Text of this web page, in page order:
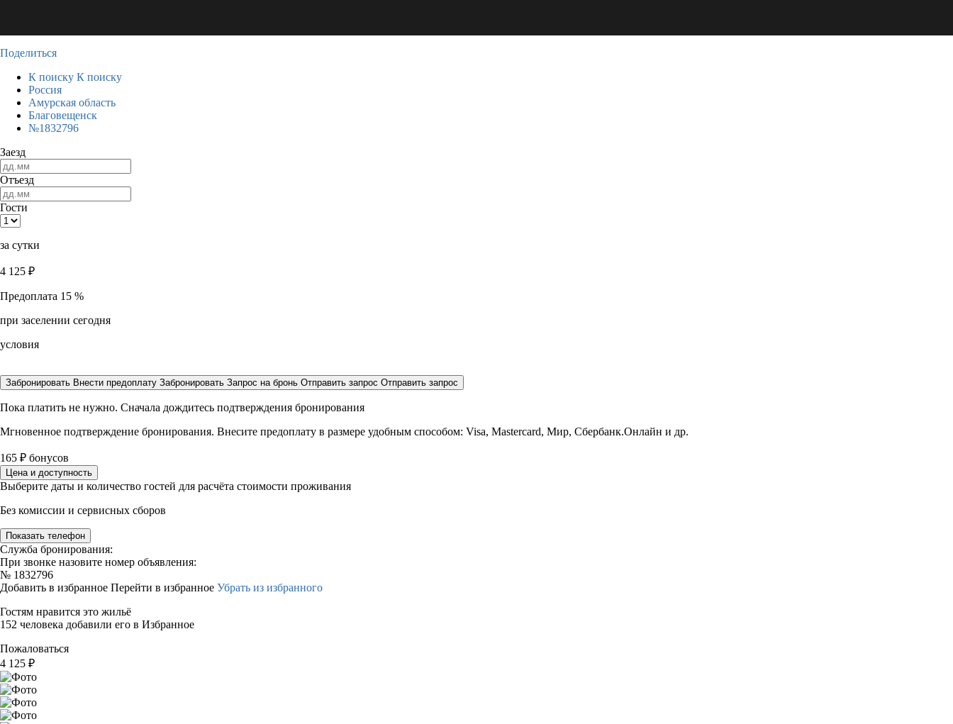
Поделиться
К поиску К поиску
Россия
Амурская область
Благовещенск
№1832796
Заезд
Отъезд
Гости
за сутки
4 125 ₽
Предоплата 15 %
при заселении сегодня
условия
Забронировать Внести предоплату Забронировать Запрос на бронь Отправить запрос Отправить запрос
Пока платить не нужно. Сначала дождитесь подтверждения бронирования
Мгновенное подтверждение бронирования. Внесите предоплату в размере удобным способом: Visa, Mastercard, Мир, Сбербанк.Онлайн и др.
165 ₽ бонусов
Цена и доступность
Выберите даты и количество гостей для расчёта стоимости проживания
Без комиссии и сервисных сборов
Показать телефон
Служба бронирования:
При звонке назовите номер объявления:
№ 1832796
Добавить в избранное Перейти в избранное Убрать из избранного
Гостям нравится это жильё
152 человека добавили его в Избранное
Пожаловаться
4 125 ₽